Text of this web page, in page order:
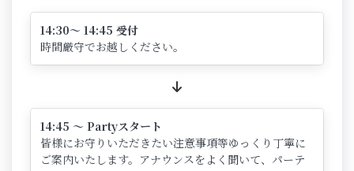
14:30～ 14:45 受付
時間厳守でお越しください。
14:45 ～ Partyスタート
皆様にお守りいただきたい注意事項等ゆっくり丁寧に
ご案内いたします。アナウンスをよく聞いて、パーテ